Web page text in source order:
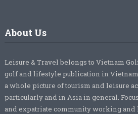
About Us
Leisure & Travel belongs to Vietnam
golf and lifestyle publication in
a whole picture of tourism and leisure
particularly and in Asia in general.
and expatriate community working and